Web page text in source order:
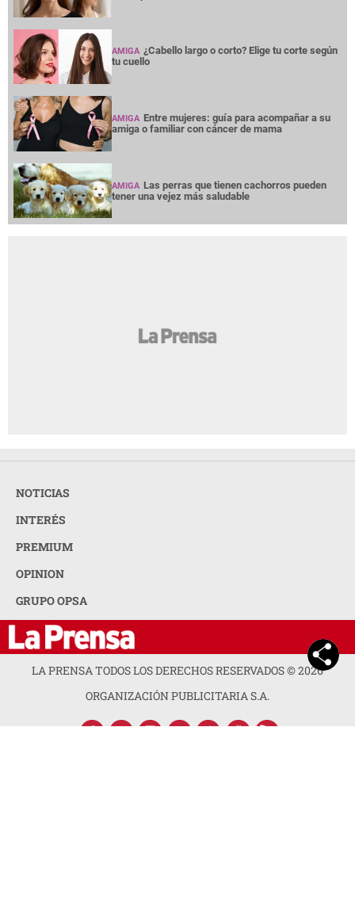
AMIGA ¿Cabello largo o corto? Elige tu corte según
tu cuello
AMIGA Entre mujeres: guía para acompañar a su
amiga o familiar con cáncer de mama
AMIGA Las perras que tienen cachorros pueden
tener una vejez más saludable
NOTICIAS
INTERÉS
PREMIUM
OPINION
GRUPO OPSA
LA PRENSA TODOS LOS DERECHOS RESERVADOS ©2026
ORGANIZACIÓN PUBLICITARIA S.A.